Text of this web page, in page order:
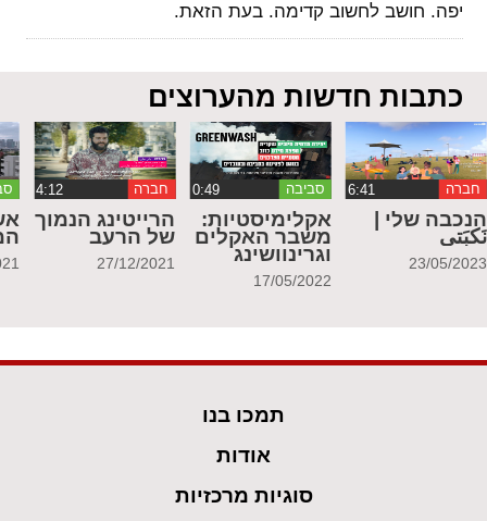
יפה. חושב לחשוב קדימה. בעת הזאת.
כתבות חדשות מהערוצים
חברה
הנכבה שלי |
نَكبَتي
23/05/2023
סביבה ‏0:49
אקלימיסטיות:
משבר האקלים
וגרינוושינג
17/05/2022
חברה
הרייטינג הנמוך
של הרעב
27/12/2021
תמכו בנו
אודות
סוגיות מרכזיות